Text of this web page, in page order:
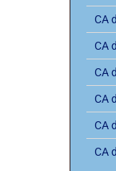
CA
CA
CA
CA
CA
CA